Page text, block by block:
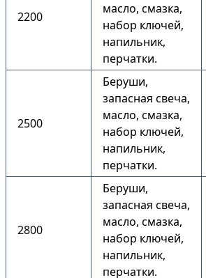
2200
масло, смазка,
набор ключей,
напильник,
перчатки.
2500
Беруши,
запасная свеча,
масло, смазка,
набор ключей,
напильник,
перчатки.
2800
Беруши,
запасная свеча,
масло, смазка,
набор ключей,
напильник,
перчатки.